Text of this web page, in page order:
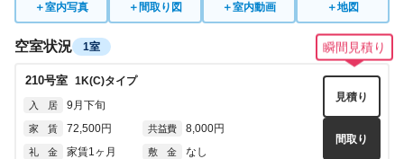
＋室内写真 ＋ 間取り図 ＋室内動画 ＋地図
空室状況 1室 瞬間見積り
210号室 1K(C)タイプ
入 居 9月下旬
家 賃 72,500円 共益費 8,000円
礼 金 家賃1ヶ月 敷 金 なし
見積り
間取り